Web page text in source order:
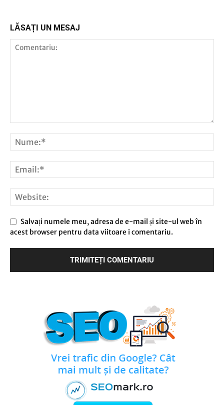
LĂSAȚI UN MESAJ
Salvați numele meu, adresa de e-mail și site-ul web în
acest browser pentru data viitoare i comentariu.